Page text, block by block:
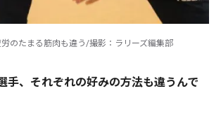
のたまる筋肉も違う/撮影：ラリーズ編集部
選手、それぞれの好みの方法も違うんで